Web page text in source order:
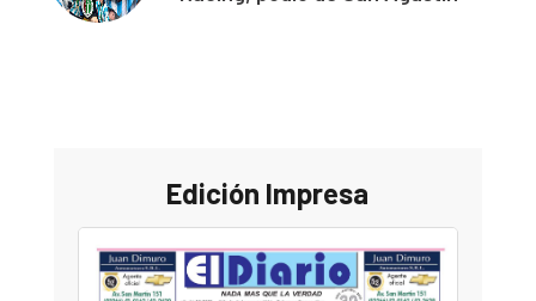
Edición Impresa